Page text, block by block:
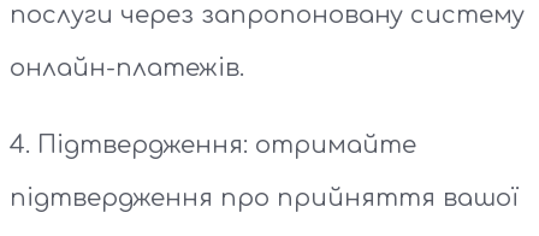
послуги через запропоновану систему
онлайн-платежів.
4. Підтвердження: отримайте
підтвердження про прийняття вашої